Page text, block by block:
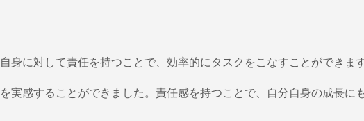
に対して責任を持つことで、効率的にタスクをこなすことができます
感することができました。責任感を持つことで、自分自身の成長に